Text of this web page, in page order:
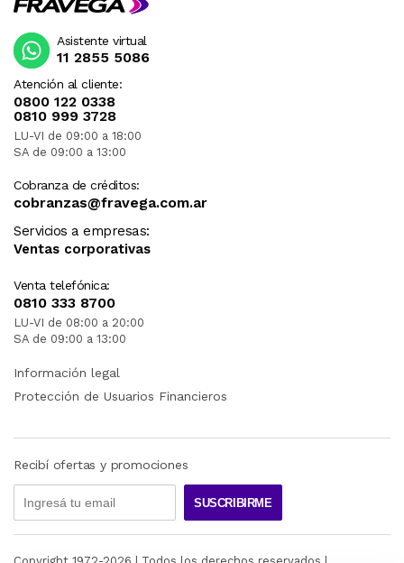
Atención al cliente:
0800 122 0338
0810 999 3728
LU-VI de 09:00 a 18:00
SA de 09:00 a 13:00
Cobranza de créditos:
cobranzas@fravega.com.ar
Servicios a empresas:
Ventas corporativas
Venta telefónica:
0810 333 8700
LU-VI de 08:00 a 20:00
SA de 09:00 a 13:00
Asistente virtual
11 2855 5086
Información legal
Protección de Usuarios Financieros
Recibí ofertas y promociones
SUSCRIBIRME